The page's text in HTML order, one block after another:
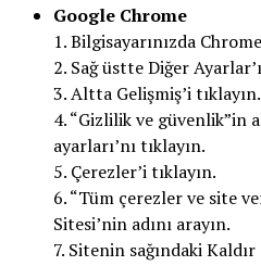
Google Chrome
1. Bilgisayarınızda
2. Sağ üstte Diğer
3. Altta Gelişmiş’i tıklayın.
4. “Gizlilik ve güvenlik”in
ayarları’nı tıklayın.
5. Çerezler’i tıklayın.
6. “Tüm çerezler ve site
Sitesi’nin adını arayın.
7. Sitenin sağındaki